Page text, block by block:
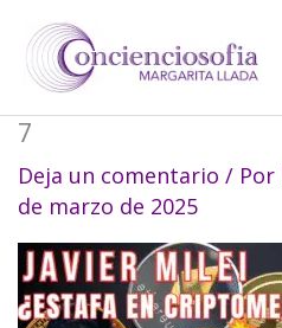
contenido
7
Deja un comentario / Por
de marzo de 2025